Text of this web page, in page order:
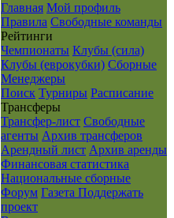
Главная Мой профиль
Правила Свободные команды
Рейтинги
Чемпионаты Клубы (сила)
Клубы (еврокубки) Сборные
Менеджеры
Поиск Турниры Расписание
Транcферы
Трансфер-лист Свободные
агенты Архив трансферов
Арендный лист Архив аренды
Финансовая статистика
Национальные сборные
Форум Газета Поддержать
проект